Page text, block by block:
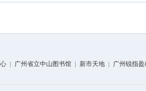
| 广州省立中山图书馆 | 新市天地 | 广州锐指